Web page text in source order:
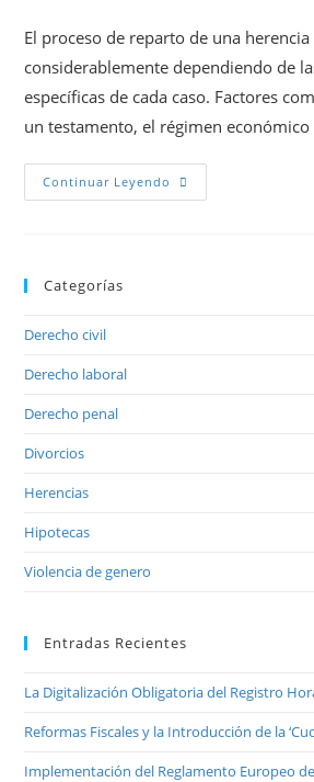
El proceso de reparto de una
considerablemente dependiendo de
específicas de cada caso. Factores
un testamento, el régimen
Continuar Leyendo
Categorías
Derecho civil
Derecho laboral
Derecho penal
Divorcios
Herencias
Hipotecas
Violencia de genero
Entradas Recientes
La Digitalización Obligatoria del Registro
Reformas Fiscales y la Introducción de la
Implementación del Reglamento Europeo